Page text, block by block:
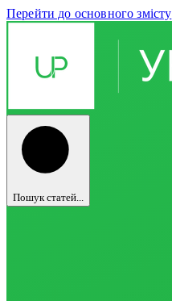
Перейти до основного змісту
Пошук статей...